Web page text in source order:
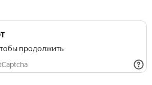
продолжить